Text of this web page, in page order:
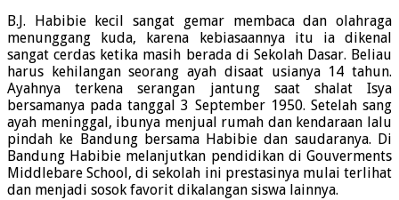
B.J. Habibie kecil sangat gemar membaca dan olahraga
menunggang kuda, karena kebiasaannya itu ia dikenal
sangat cerdas ketika masih berada di Sekolah Dasar. Beliau
harus kehilangan seorang ayah disaat usianya 14 tahun.
Ayahnya terkena serangan jantung saat shalat Isya
bersamanya pada tanggal 3 September 1950. Setelah sang
ayah meninggal, ibunya menjual rumah dan kendaraan lalu
pindah ke Bandung bersama Habibie dan saudaranya. Di
Bandung Habibie melanjutkan pendidikan di Gouverments
Middlebare School, di sekolah ini prestasinya mulai terlihat
dan menjadi sosok favorit dikalangan siswa lainnya.